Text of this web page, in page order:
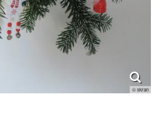
© skran